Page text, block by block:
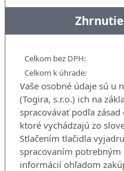
Celkom bez DPH:
Celkom k úhrade:
Vaše osobné údaje sú u
(Togira, s.r.o.) ich na
spracovávať podľa
ktoré vychádzajú zo
Stlačením tlačidla
spracovaním potrebným
informácií ohľadom